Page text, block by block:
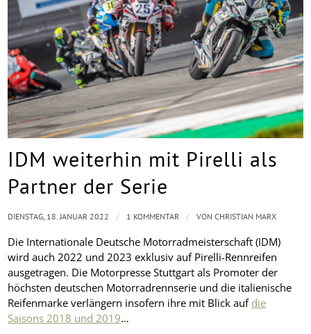
IDM weiterhin mit Pirelli als
Partner der Serie
Die Internationale Deutsche Motorradmeisterschaft (IDM)
wird auch 2022 und 2023 exklusiv auf Pirelli-Rennreifen
ausgetragen. Die Motorpresse Stuttgart als Promoter der
höchsten deutschen Motorradrennserie und die italienische
Reifenmarke verlängern insofern ihre mit Blick auf die
Saisons 2018 und 2019…
DIENSTAG, 18. JANUAR 2022 / 1 KOMMENTAR / VONCHRISTIAN MARX